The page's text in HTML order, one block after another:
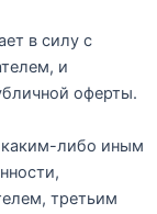
в силу с
и
оферты.
каким-либо иным
третьим